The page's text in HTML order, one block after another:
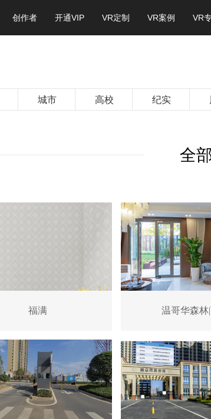
创作者 开通VIP VR定制 VR案例 VR
城市 高校 纪实
全
福满 温哥华森林